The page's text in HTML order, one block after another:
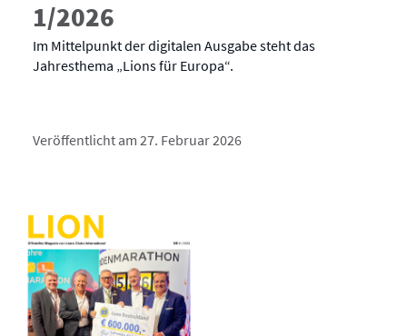
1/2026
Im Mittelpunkt der digitalen Ausgabe steht das
Jahresthema „Lions für Europa“.
Veröffentlicht am 27. Februar 2026